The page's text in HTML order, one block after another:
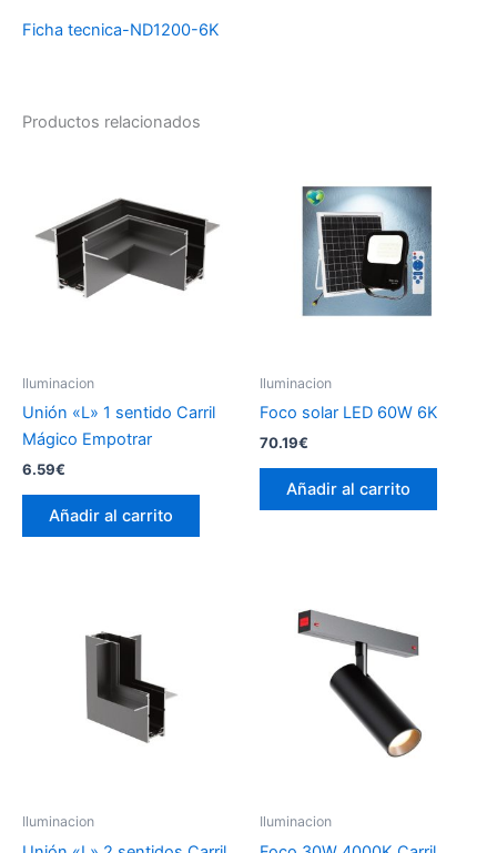
Ficha tecnica-ND1200-6K
Productos relacionados
Iluminacion
Unión «L» 1 sentido Carril
Mágico Empotrar
6.59€
Añadir al carrito
Iluminacion
Foco solar LED 60W 6K
70.19€
Añadir al carrito
Iluminacion Iluminacion